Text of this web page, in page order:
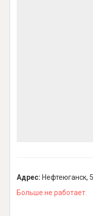
Адрес: Нефтеюганск,
Больше не работает.